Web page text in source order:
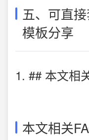
五、可直
模板分享
1. ## 本文相
本文相关